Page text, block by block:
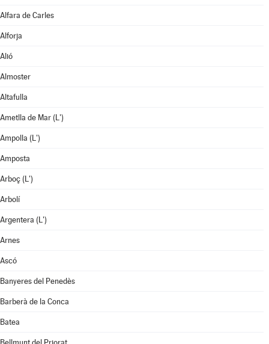
Alfara de Carles
Alforja
Alió
Almoster
Altafulla
Ametlla de Mar (L')
Ampolla (L')
Amposta
Arboç (L')
Arbolí
Argentera (L')
Arnes
Ascó
Banyeres del Penedès
Barberà de la Conca
Batea